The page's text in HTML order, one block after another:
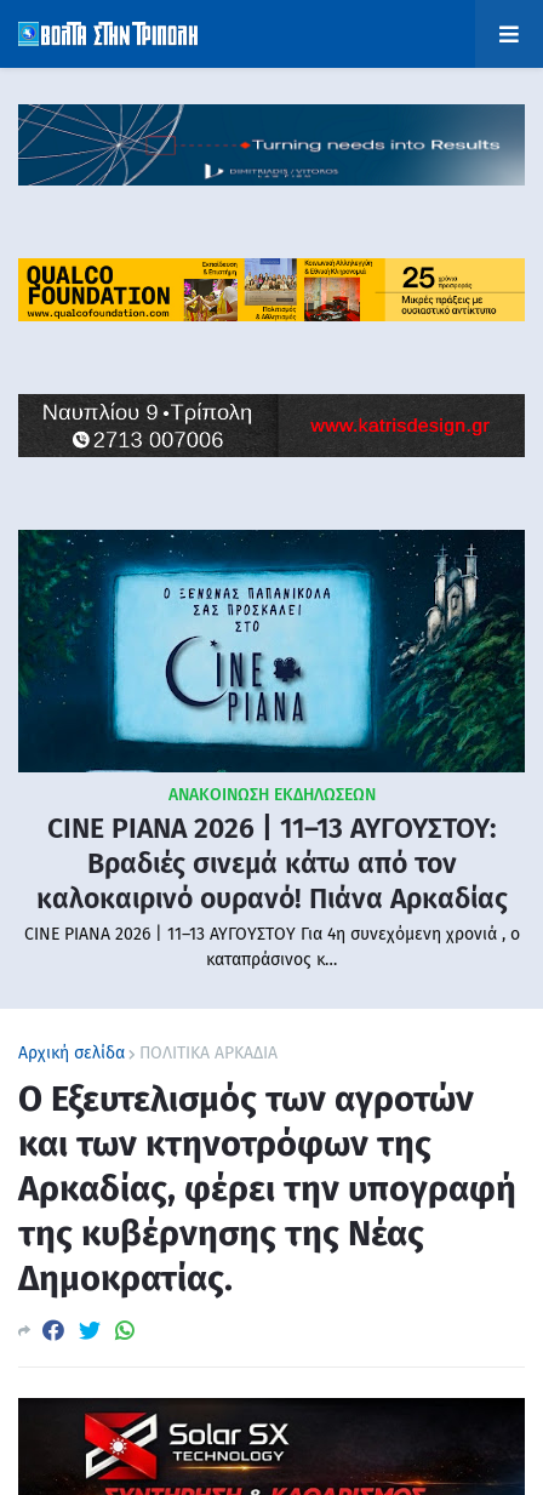
ΑΝΑΚΟΙΝΩΣΗ ΕΚΔΗΛΩΣΕΩΝ
CINE PIANA 2026 | 11–13 ΑΥΓΟΥΣΤΟΥ:
Βραδιές σινεμά κάτω από τον
καλοκαιρινό ουρανό! Πιάνα Αρκαδίας
CINE PIANA 2026 | 11–13 ΑΥΓΟΥΣΤΟΥ Για 4η συνεχόμενη χρονιά , ο
καταπράσινος κ…
Αρχική σελίδα ΠΟΛΙΤΙΚΑ ΑΡΚΑΔΙΑ
Ο Εξευτελισμός των αγροτών
και των κτηνοτρόφων της
Αρκαδίας, φέρει την υπογραφή
της κυβέρνησης της Νέας
Δημοκρατίας.